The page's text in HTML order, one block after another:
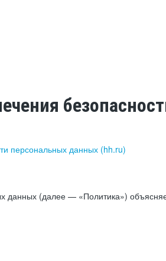
персональных данных (hh.ru)
данных (далее — «Политика»)